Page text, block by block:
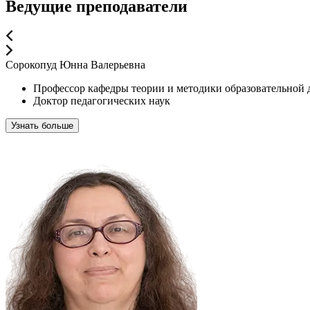
Ведущие преподаватели
Сорокопуд Юнна Валерьевна
Профессор кафедры теории и методики образовательной
Доктор педагогических наук
Узнать больше